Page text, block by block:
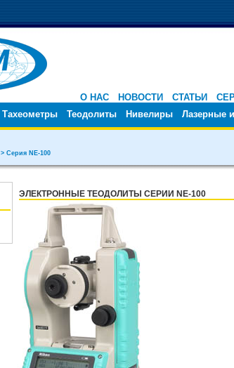
О НАС НОВОСТИ СТАТЬИ
Тахеометры Теодолиты Нивелиры Лазерные
> Серия NE-100
ЭЛЕКТРОННЫЕ ТЕОДОЛИТЫ СЕРИИ NE-100